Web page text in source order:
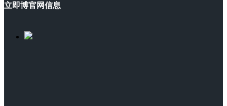
立即博官网信息